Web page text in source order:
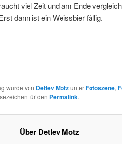
viel Zeit und am Ende
dann ist ein Weissbier fällig.
wurde von Detlev MotzunterFotoszene,
für den Permalink.
Über Detlev Motz